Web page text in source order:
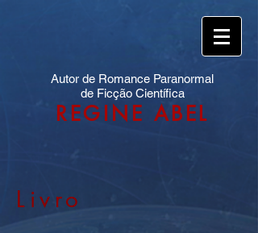
Autor de Romance Paranormal
de Ficção Científica
REGINE ABEL
Livro